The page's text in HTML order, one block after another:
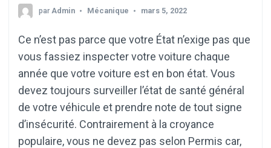
par Admin Mécanique mars 5, 2022
Ce n’est pas parce que votre État n’exige pas que
vous fassiez inspecter votre voiture chaque
année que votre voiture est en bon état. Vous
devez toujours surveiller l’état de santé général
de votre véhicule et prendre note de tout signe
d’insécurité. Contrairement à la croyance
populaire, vous ne devez pas selon Permis car,